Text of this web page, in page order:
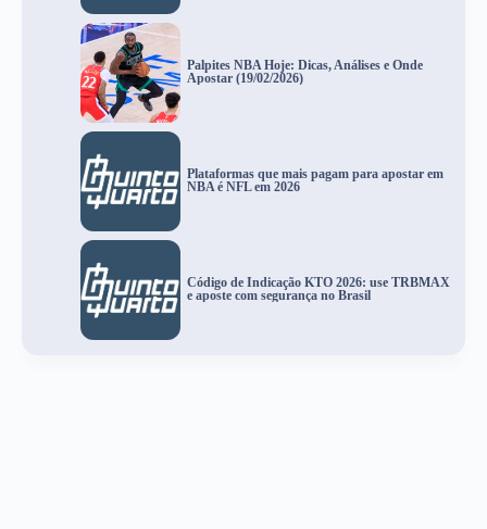
Palpites NBA Hoje: Dicas, Análises e Onde
Apostar (19/02/2026)
Plataformas que mais pagam para apostar em
NBA é NFL em 2026
Código de Indicação KTO 2026: use TRBMAX
e aposte com segurança no Brasil